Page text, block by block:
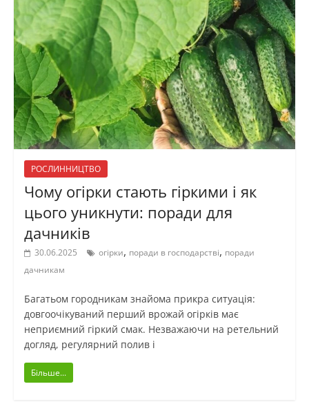
РОСЛИННИЦТВО
Чому огірки стають гіркими і як
цього уникнути: поради для
дачників
30.06.2025 огірки, поради в господарстві, поради
дачникам
Багатьом городникам знайома прикра ситуація:
довгоочікуваний перший врожай огірків має
неприємний гіркий смак. Незважаючи на ретельний
догляд, регулярний полив і
Більше...